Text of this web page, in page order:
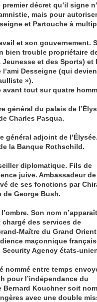
décret qu’il signe
mais pour
et Partouche à
et son gouvernement.
bien trouble propriétaire
et des Sports) et
Desseigne (qui
»).
avant tout sur quatre
général du palais de
Charles Pasqua.
général adjoint de
la Banque Rothschild.
diplomatique. Fils de
juive. Ambassadeur de
de ses fonctions par
George Bush.
Son nom
des services de
Maître du Grand
maçonnique
Security Agency états-
nommé entre temps
pour l’indépendance du
Kouchner soit
avec une double